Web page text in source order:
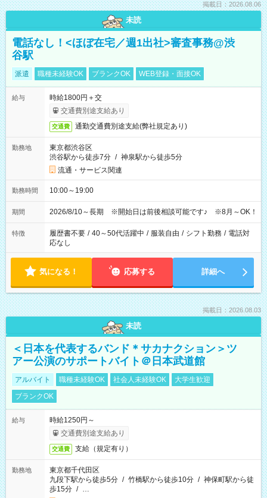
掲載日：2026.08.06
未読
電話なし！<ほぼ在宅／週1出社>審査事務@渋
谷駅
派遣 職種未経験OK ブランクOK WEB登録・面接OK
給与
時給1800円＋交
交通費別途支給あり
交通費 通勤交通費別途支給(弊社規定あり)
勤務地
東京都渋谷区
渋谷駅から徒歩7分 / 神泉駅から徒歩5分
流通・サービス関連
勤務時間 10:00～19:00
期間 2026/8/10～長期 ※開始日は前後相談可能です♪ ※8月～OK！
特徴 履歴書不要 / 40～50代活躍中 / 服装自由 / シフト勤務 / 電話対
応なし
気になる！ 応募する 詳細へ
掲載日：2026.08.03
未読
＜日本を代表するバンド＊サカナクション＞ツ
アー公演のサポートバイト＠日本武道館
アルバイト 職種未経験OK 社会人未経験OK
大学生歓迎
ブランクOK
給与
時給1250円～
交通費別途支給あり
交通費 支給（規定有り）
勤務地
東京都千代田区
九段下駅から徒歩5分 / 竹橋駅から徒歩10分 / 神保町駅から徒
歩15分 / …